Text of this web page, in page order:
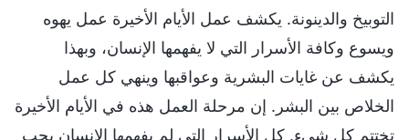
التوبيخ والدينونة. يكشف عمل الأيام الأخيرة عمل يهوه
ويسوع وكافة الأسرار التي لا يفهمها الإنسان، وبهذا
يكشف عن غايات البشرية وعواقبها وينهي كل عمل
الخلاص بين البشر. إن مرحلة العمل هذه في الأيام الأخيرة
تختتم كل شيء. كل الأسرار التي لم يفهمها الإنسان يجب